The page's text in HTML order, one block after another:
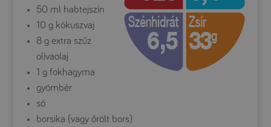
50 ml habtejszín
10 g kókuszvaj
8 g extra szűz
olívaolaj
1 g fokhagyma
gyömbér
só
borsika (vagy őrölt bors)